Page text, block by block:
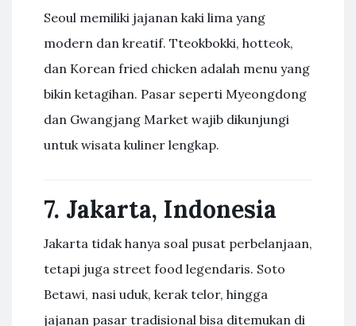
Seoul memiliki jajanan kaki lima yang
modern dan kreatif. Tteokbokki, hotteok,
dan Korean fried chicken adalah menu yang
bikin ketagihan. Pasar seperti Myeongdong
dan Gwangjang Market wajib dikunjungi
untuk wisata kuliner lengkap.
7. Jakarta, Indonesia
Jakarta tidak hanya soal pusat perbelanjaan,
tetapi juga street food legendaris. Soto
Betawi, nasi uduk, kerak telor, hingga
jajanan pasar tradisional bisa ditemukan di